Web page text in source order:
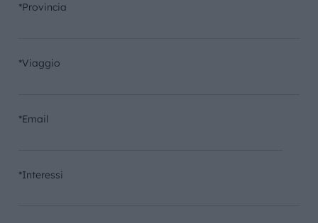
*Provincia
*Viaggio
*Email
*Interessi